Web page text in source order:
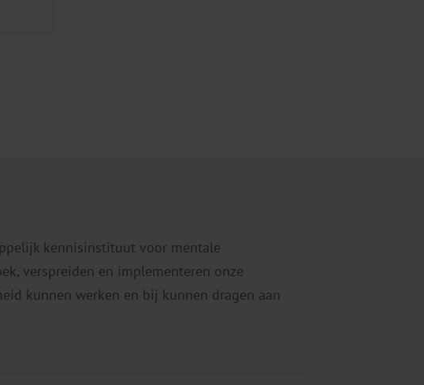
kennisinstituut voor mentale
verspreiden en implementeren onze
kunnen werken en bij kunnen dragen aan